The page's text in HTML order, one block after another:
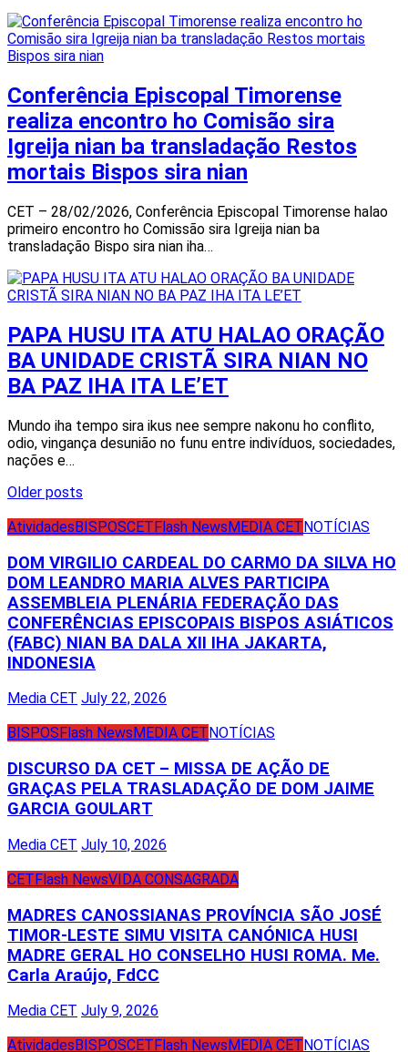
Conferência Episcopal Timorense
realiza encontro ho Comisão sira
Igreija nian ba transladação Restos
mortais Bispos sira nian
CET – 28/02/2026, Conferência Episcopal Timorense halao
primeiro encontro ho Comissão sira Igreija nian ba
transladação Bispo sira nian iha…
PAPA HUSU ITA ATU HALAO ORAÇÃO
BA UNIDADE CRISTÃ SIRA NIAN NO
BA PAZ IHA ITA LE’ET
Mundo iha tempo sira ikus nee sempre nakonu ho conflito,
odio, vingança desunião no funu entre indivíduos, sociedades,
nações e…
Posts
navigation
Older posts
AtividadesBISPOSCETFlash NewsMEDIA CETNOTÍCIAS
DOM VIRGILIO CARDEAL DO CARMO DA SILVA HO
DOM LEANDRO MARIA ALVES PARTICIPA
ASSEMBLEIA PLENÁRIA FEDERAÇÃO DAS
CONFERÊNCIAS EPISCOPAIS BISPOS ASIÁTICOS
(FABC) NIAN BA DALA XII IHA JAKARTA,
INDONESIA
Media CET July 22, 2026
BISPOS Flash News MEDIA CET NOTÍCIAS
DISCURSO DA CET – MISSA DE AÇÃO DE
GRAÇAS PELA TRASLADAÇÃO DE DOM JAIME
GARCIA GOULART
Media CET July 10, 2026
CETFlash NewsVIDA CONSAGRADA
MADRES CANOSSIANAS PROVÍNCIA SÃO JOSÉ
TIMOR-LESTE SIMU VISITA CANÓNICA HUSI
MADRE GERAL HO CONSELHO HUSI ROMA. Me.
Carla Araújo, FdCC
Media CET July 9, 2026
Atividades BISPOSCET Flash News MEDIA CET NOTÍCIAS